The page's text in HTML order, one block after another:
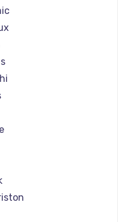
Saeco
La Cimbali
WMF
Yamaguchi
Nivona
Astoria
JVC
Ariston
Grundig
MOZZAFIATO
Vivitek
Thomson
Hisense